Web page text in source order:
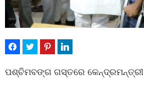
ପଶ୍ଚିମବଙ୍ଗ ଗସ୍ତରେ କେନ୍ଦ୍ରମନ୍ତ୍ରୀ